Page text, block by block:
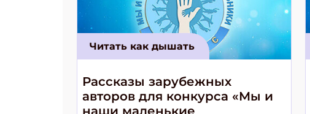
Читать как дышать
Рассказы зарубежных
авторов для конкурса «Мы и
наши маленькие